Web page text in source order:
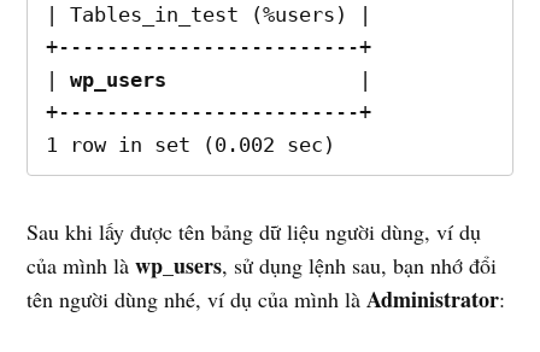
| Tables_in_test (%users) |
+-------------------------+
| wp_users
                |
+-------------------------+
1 row in set (0.002 sec)
Sau khi lấy được tên bảng dữ liệu người dùng, ví dụ
của mình làwp_users, sử dụng lệnh sau, bạn nhớ đổi
tên người dùng nhé, ví dụ của mình làAdministrator: